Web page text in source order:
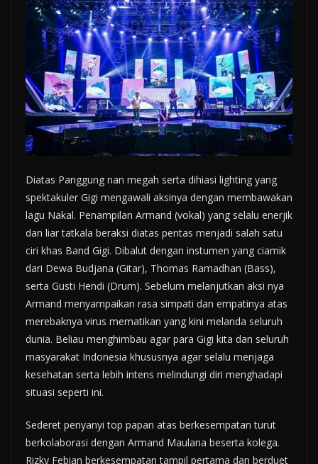
Diatas Panggung nan megah serta dihiasi lighting yang
spektakuler Gigi mengawali aksinya dengan membawakan
lagu Nakal. Penampilan Armand (vokal) yang selalu enerjik
dan liar tatkala beraksi diatas pentas menjadi salah satu
ciri khas Band Gigi. Dibalut dengan instumen yang ciamik
dari Dewa Budjana (Gitar), Thomas Ramadhan (Bass),
serta Gusti Hendi (Drum). Sebelum melanjutkan aksi nya
Armand menyampaikan rasa simpati dan empatinya atas
merebaknya virus mematikan yang kini melanda seluruh
dunia. Beliau menghimbau agar para Gigi kita dan seluruh
masyarakat Indonesia khususnya agar selalu menjaga
kesehatan serta lebih intens melindungi diri menghadapi
situasi seperti ini.
Sederet penyanyi top papan atas berkesempatan turut
berkolaborasi dengan Armand Maulana beserta kolega.
Rizky Febian berkesempatan tampil pertama dan berduet